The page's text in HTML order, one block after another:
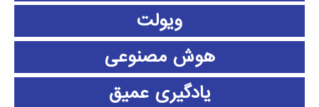
ویولت
هوش مصنوعی
یادگیری عمیق